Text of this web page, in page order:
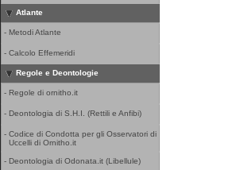
Atlante
- Metodi Atlante
- Calcolo Effemeridi
Regole e Deontologie
- Regole di ornitho.it
- Deontologia di S.H.I. (Rettili e Anfibi)
- Codice di Condotta per gli Osservatori di
Uccelli di Ornitho.it
- Deontologia di Odonata.it (Libellule)